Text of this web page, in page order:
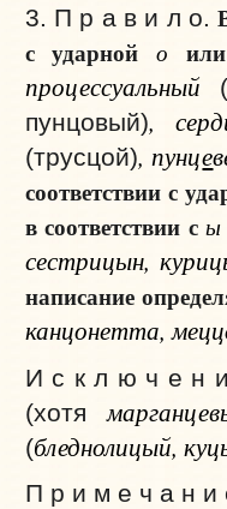
3. П р а в и л о.
с ударнойо
процессуальный
пунцовый),
(трусцой), пунце
соответствии с
в соответствии сы
сестрицын,
написание
канцонетта,
И с к л ю ч е н
(хотя
(бледнолицый,
П р и м е ч а н и